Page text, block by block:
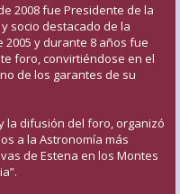
2008 fue Presidente de la
socio destacado de la
2005 y durante 8 años fue
foro, convirtiéndose en el
de los garantes de su
la difusión del foro, organizó
a la Astronomía más
de Estena en los Montes